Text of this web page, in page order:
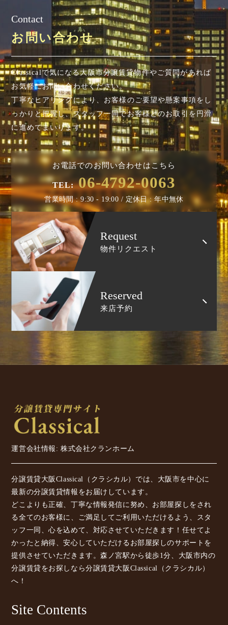
Contact
お問い合わせ
Classicalで気になる大阪市分譲賃貸物件やご質問があれば
お気軽にお問い合わせください。
丁寧なヒアリングにより、お客様のご要望や懸案事項を し
っかりと把握し、スタッフ一同でお客様とのお取引を円滑
に進めてまいります。
お電話でのお問い合わせはこちら
TEL: 06-4792-0063
営業時間 : 9:30 - 19:00 / 定休日 : 年中無休
Request
物件リクエスト
Reserved
来店予約
運営会社情報: 株式会社クランホーム
分譲賃貸大阪Classical（クラシカル）では、大阪市を中心に
最新の分譲賃貸情報をお届けしています。
どこよりも正確、丁寧な情報発信に努め、お部屋探しをされ
る全てのお客様に、ご満足してご利用いただけるよう、スタ
ッフ一同、心を込めて、対応させていただきます！任せてよ
かったと納得、安心していただけるお部屋探しのサポートを
提供させていただきます。森ノ宮駅から徒歩1分、大阪市内の
分譲賃貸をお探しなら分譲賃貸大阪Classical（クラシカル）
へ！
Site Contents